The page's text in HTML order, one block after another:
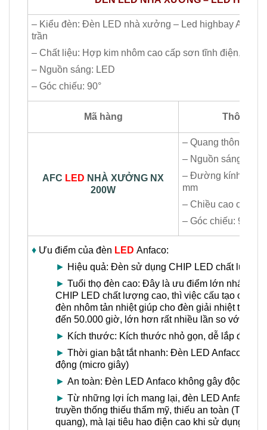
– Kiểu đèn: Đèn LED nhà xưởng – Led highbay Anfaco
trần
– Chất liệu: Hợp kim nhôm cao cấp sơn tĩnh điện, có
– Nguồn sáng: LED
– Góc chiếu: 90°
Mã hàng Thông số
AFC LED NHÀ XƯỞNG NX
200W
– Quang thông:
– Nguồn sáng: LED
– Đường kính
mm
– Chiều cao chóa:
– Góc chiếu: 90°
♦ Ưu điểm của đèn LED Anfaco:
► Hiệu quả: Đèn sử dụng CHIP LED chất lượng
► Tuổi thọ đèn cao: Đây là ưu điểm lớn nhất
CHIP LED chất lượng cao, thì việc cấu tạo của
đèn nhôm tản nhiệt giúp cho đèn giải nhiệt tốt, từ
đến 50.000 giờ, lớn hơn rất nhiều lần so với
► Kích thước: Kích thước nhỏ gọn, dễ lắp đặt
► Thời gian bật tắt nhanh: Đèn LED Anfaco có
động (micro giây)
► An toàn: Đèn LED Anfaco không gây độc hại,
► Từ những lợi ích mang lại, đèn LED Anfaco là
truyền thống thiếu thẩm mỹ, thiếu an toàn (Thậm
quang), mà lại tiêu hao điện cao khi sử dụng